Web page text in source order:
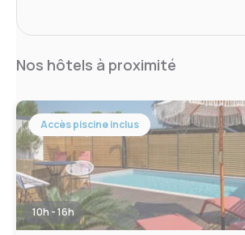
Nos hôtels à proximité
Accès piscine inclus
10h - 16h